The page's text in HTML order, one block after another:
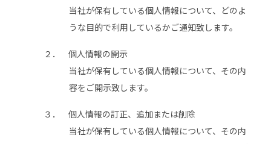
当社が保有している個人情報について、どのよ
うな目的で利用しているかご通知致します。
２．
個人情報の開示
当社が保有している個人情報について、その内
容をご開示致します。
３．
個人情報の訂正、追加または削除
当社が保有している個人情報について、その内